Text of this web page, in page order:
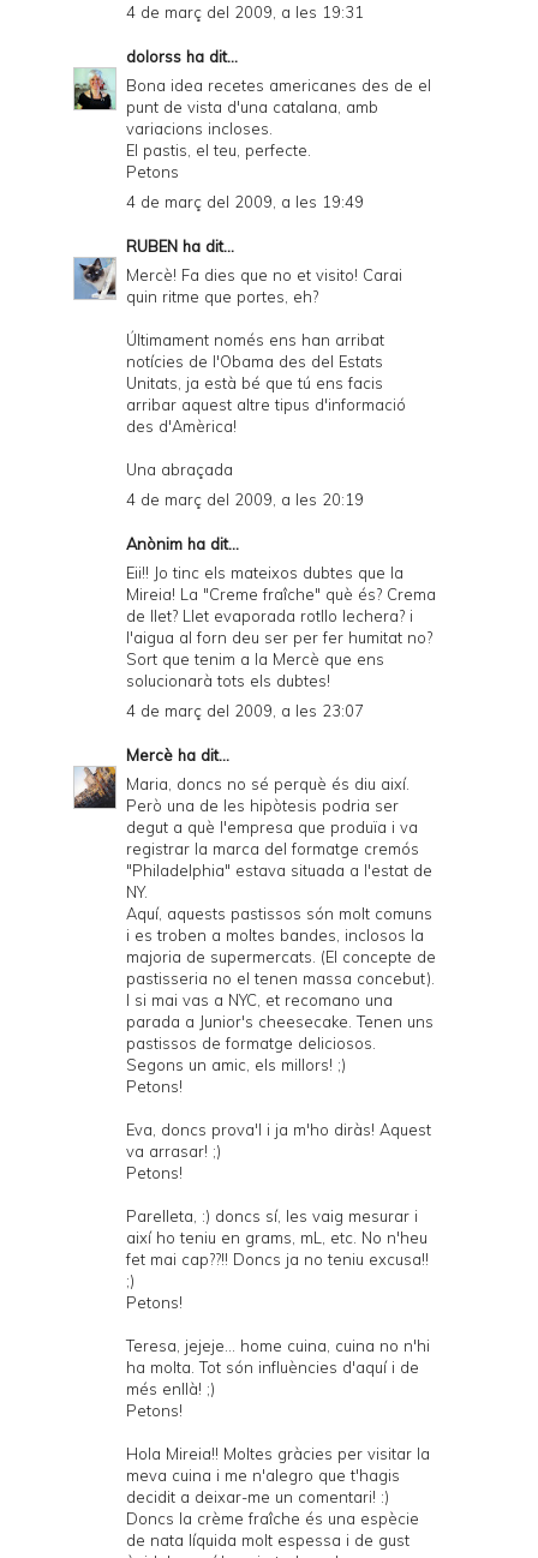
4 de març del 2009, a les 19:31
dolorss ha dit...
Bona idea recetes americanes des de el
punt de vista d'una catalana, amb
variacions incloses.
El pastis, el teu, perfecte.
Petons
4 de març del 2009, a les 19:49
RUBEN ha dit...
Mercè! Fa dies que no et visito! Carai
quin ritme que portes, eh?
Últimament només ens han arribat
notícies de l'Obama des del Estats
Unitats, ja està bé que tú ens facis
arribar aquest altre tipus d'informació
des d'Amèrica!
Una abraçada
4 de març del 2009, a les 20:19
Anònim ha dit...
Eii!! Jo tinc els mateixos dubtes que la
Mireia! La "Creme fraîche" què és? Crema
de llet? Llet evaporada rotllo lechera? i
l'aigua al forn deu ser per fer humitat no?
Sort que tenim a la Mercè que ens
solucionarà tots els dubtes!
4 de març del 2009, a les 23:07
Mercè ha dit...
Maria, doncs no sé perquè és diu així.
Però una de les hipòtesis podria ser
degut a què l'empresa que produïa i va
registrar la marca del formatge cremós
"Philadelphia" estava situada a l'estat de
NY.
Aquí, aquests pastissos són molt comuns
i es troben a moltes bandes, inclosos la
majoria de supermercats. (El concepte de
pastisseria no el tenen massa concebut).
I si mai vas a NYC, et recomano una
parada a Junior's cheesecake. Tenen uns
pastissos de formatge deliciosos.
Segons un amic, els millors! ;)
Petons!
Eva, doncs prova'l i ja m'ho diràs! Aquest
va arrasar! ;)
Petons!
Parelleta, :) doncs sí, les vaig mesurar i
així ho teniu en grams, mL, etc. No n'heu
fet mai cap??!! Doncs ja no teniu excusa!!
;)
Petons!
Teresa, jejeje... home cuina, cuina no n'hi
ha molta. Tot són influències d'aquí i de
més enllà! ;)
Petons!
Hola Mireia!! Moltes gràcies per visitar la
meva cuina i me n'alegro que t'hagis
decidit a deixar-me un comentari! :)
Doncs la crème fraîche és una espècie
de nata líquida molt espessa i de gust